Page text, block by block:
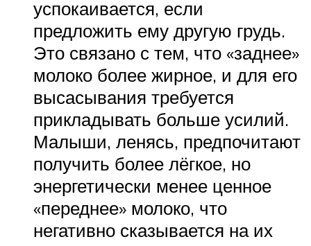
успокаивается, если
предложить ему другую грудь.
Это связано с тем, что «заднее»
молоко более жирное, и для его
высасывания требуется
прикладывать больше усилий.
Малыши, ленясь, предпочитают
получить более лёгкое, но
энергетически менее ценное
«переднее» молоко, что
негативно сказывается на их